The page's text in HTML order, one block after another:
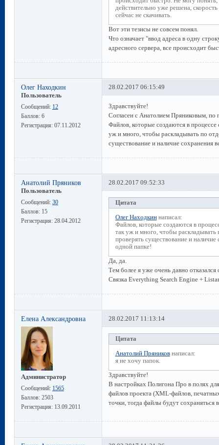
действительно уже решена,
сейчас не скачивать.
Вот эти тезисы не совсем понял.
Что означает "ввод адреса в одну
адресного сервера, все происходит
Олег Находкин
Пользователь
Сообщений: 12
Баллов: 6
Регистрация: 07.11.2012
28.02.2017 06:15:49
Здравствуйте!
Согласен с Анатолием Пряниковым, по
Файлов, которые создаются в процессе
уж и много, чтобы раскладывать по
существование и наличие сохранения
Анатолий Пряников
Пользователь
Сообщений: 30
Баллов: 15
Регистрация: 28.04.2012
28.02.2017 09:52:33
Цитата
Олег Находкиннаписал:
Файлов, которые создаются в
так уж и много, чтобы
проверять существование и наличие
одной папке!
Да, да.
Тем более я уже очень давно
Связка Everything Search Engine +
Елена Александровна
Администратор
Сообщений: 1565
Баллов: 2503
Регистрация: 13.09.2011
28.02.2017 11:13:14
Цитата
Анатолий Пряниковнаписал:
я не хочу папок.
Здравствуйте!
В настройках Полигона Про в полях
файлов проекта (XML-файлов,
точки, тогда файлы будут сохраняться